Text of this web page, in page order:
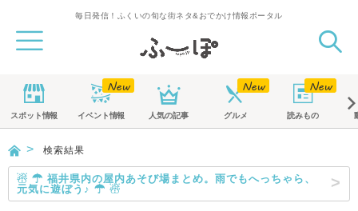
毎日発信！ふくいの旬な街ネタ&おでかけ情報ポータル
スポット情報 イベント情報 人気の記事 グルメ 読みもの
検索結果
☃ ☂ 福井県内の屋内あそび場まとめ。雨でもへっちゃら、
元気に遊ぼう♪ ☂ ☃